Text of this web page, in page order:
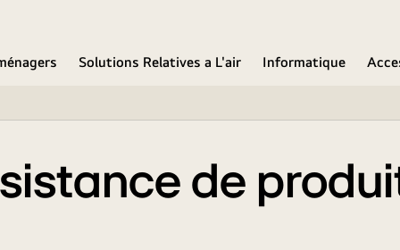
Solutions Relatives a L'air Informatique
de